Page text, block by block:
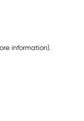
information).